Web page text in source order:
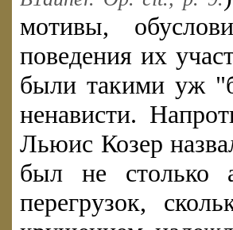
мотивы,
поведения их
были такими уж
ненависти.
Льюис Козер
был не столько
перегрузок,